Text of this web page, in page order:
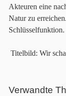
Akteuren eine
Natur zu
Schlüsselfunktion.
Titelbild: Wir
Verwandte